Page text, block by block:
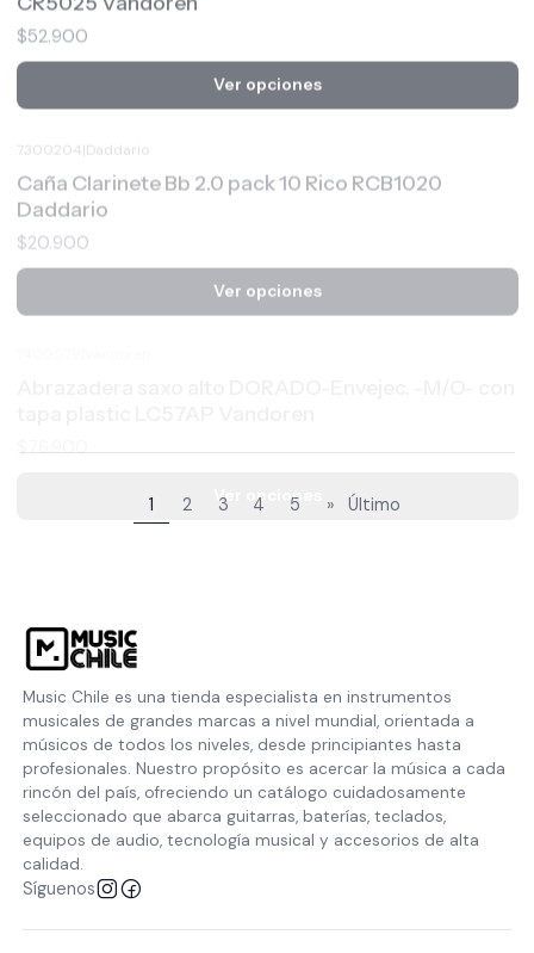
7300204|Daddario
Caña Clarinete Bb 2.0 pack 10 Rico RCB1020
$20.900
7400079|Vandoren
Abrazadera saxo alto DORADO-Envejec. -M/O- con
tapa plastic LC57AP Vandoren
1 2 3 4 5 » Último
Music Chile es una tienda especialista en instrumentos
musicales de grandes marcas a nivel mundial, orientada a
músicos de todos los niveles, desde principiantes hasta
profesionales. Nuestro propósito es acercar la música a cada
rincón del país, ofreciendo un catálogo cuidadosamente
seleccionado que abarca guitarras, baterías, teclados,
equipos de audio, tecnología musical y accesorios de alta
calidad.
Síguenos